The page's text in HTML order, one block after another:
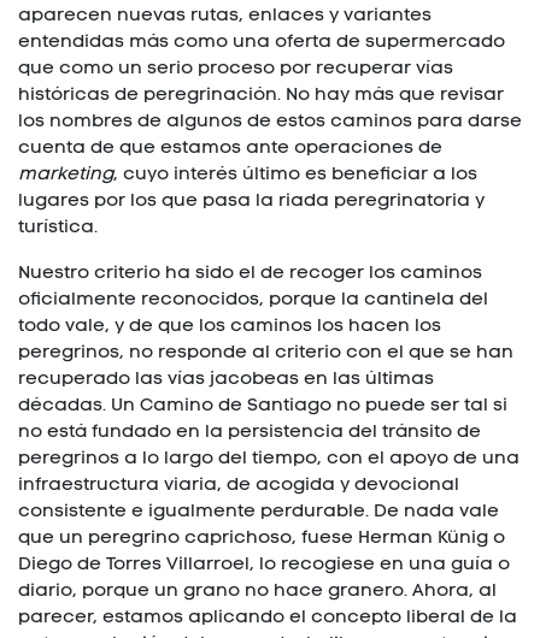
aparecen nuevas rutas, enlaces y variantes
entendidas más como una oferta de supermercado
que como un serio proceso por recuperar vías
históricas de peregrinación. No hay más que revisar
los nombres de algunos de estos caminos para darse
cuenta de que estamos ante operaciones de
marketing, cuyo interés último es beneficiar a los
lugares por los que pasa la riada peregrinatoria y
turística.
Nuestro criterio ha sido el de recoger los caminos
oficialmente reconocidos, porque la cantinela del
todo vale, y de que los caminos los hacen los
peregrinos, no responde al criterio con el que se han
recuperado las vías jacobeas en las últimas
décadas. Un Camino de Santiago no puede ser tal si
no está fundado en la persistencia del tránsito de
peregrinos a lo largo del tiempo, con el apoyo de una
infraestructura viaria, de acogida y devocional
consistente e igualmente perdurable. De nada vale
que un peregrino caprichoso, fuese Herman Künig o
Diego de Torres Villarroel, lo recogiese en una guía o
diario, porque un grano no hace granero. Ahora, al
parecer, estamos aplicando el concepto liberal de la